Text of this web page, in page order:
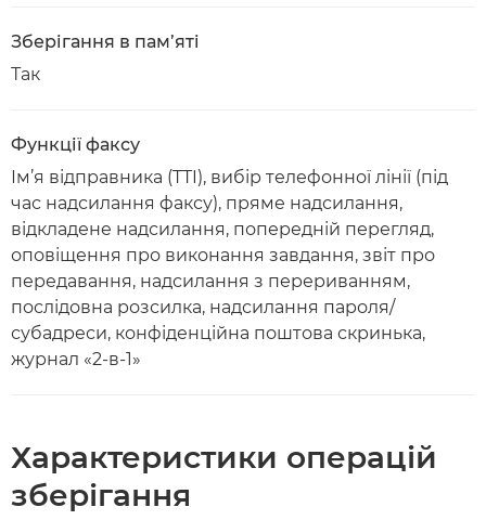
Зберігання в пам’яті
Так
Функції факсу
Ім’я відправника (TTI), вибір телефонної лінії (під
час надсилання факсу), пряме надсилання,
відкладене надсилання, попередній перегляд,
оповіщення про виконання завдання, звіт про
передавання, надсилання з перериванням,
послідовна розсилка, надсилання пароля/
субадреси, конфіденційна поштова скринька,
журнал «2-в-1»
Характеристики операцій
зберігання